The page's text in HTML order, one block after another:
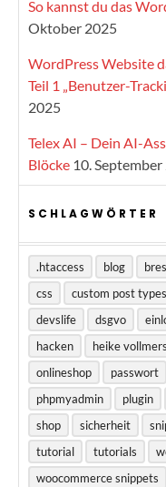
So kannst du das
Oktober 2025
WordPress Website
Teil 1 „Benutzer-
2025
Telex AI – Dein AI-
Blöcke 10.
SCHLAGWÖRTER
.htaccess blog
css
custom post types
devslife
dsgvo
hacken
heike vollmers
onlineshop
passwort
phpmyadmin
plugin
shop
sicherheit
tutorial
tutorials
woocommerce snippets